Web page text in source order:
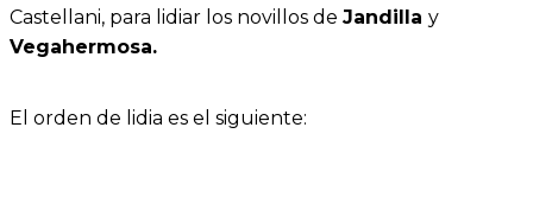
Castellani, para lidiar los novillos de Jandilla y
Vegahermosa.
El orden de lidia es el siguiente: